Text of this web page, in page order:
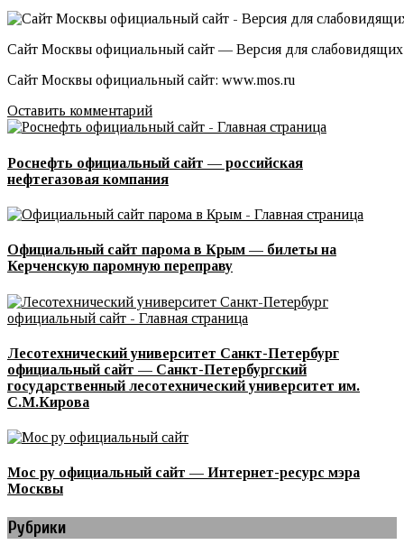
Сайт Москвы официальный сайт — Версия для слабовидящих
Сайт Москвы официальный сайт: www.mos.ru
Оставить комментарий
Роснефть официальный сайт — российская
нефтегазовая компания
Официальный сайт парома в Крым — билеты на
Керченскую паромную переправу
Лесотехнический университет Санкт-Петербург
официальный сайт — Санкт-Петербургский
государственный лесотехнический университет им.
С.М.Кирова
Мос ру официальный сайт — Интернет-ресурс мэра
Москвы
Рубрики